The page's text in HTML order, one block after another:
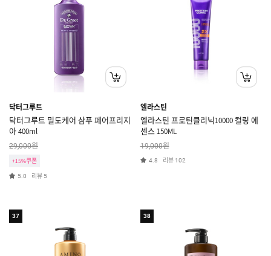
닥터그루트
닥터그루트 밀도케어 샴푸 페어프리지
아 400ml
29,000원
+15%쿠폰
5.0 리뷰 5
엘라스틴
엘라스틴 프로틴클리닉10000 컬링 에
센스 150ML
19,000원
4.8 리뷰 102
37 38